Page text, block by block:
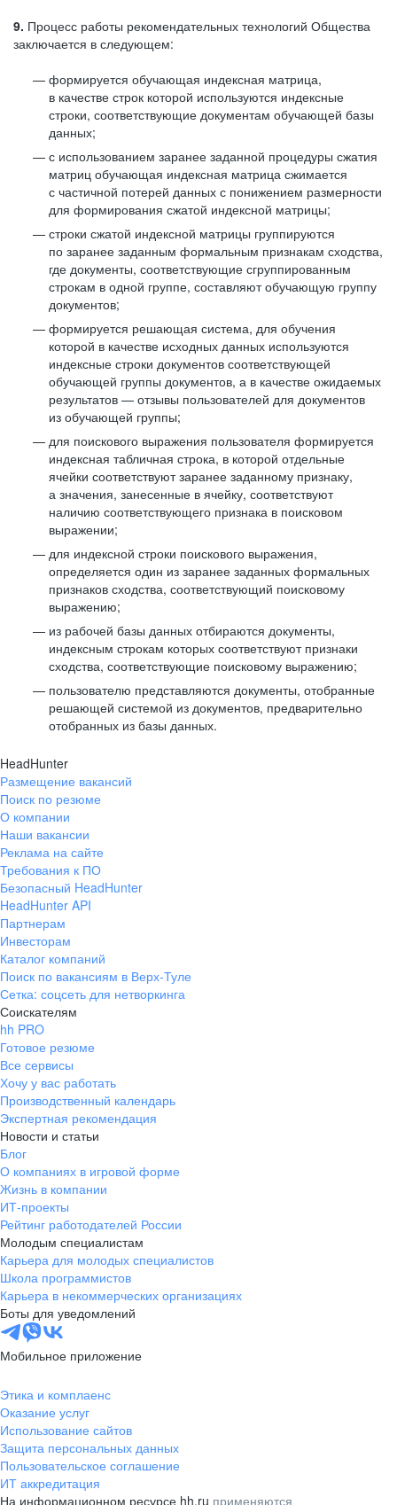
9. Процесс работы рекомендательных технологий Общества
заключается в следующем:
формируется обучающая индексная матрица,
в качестве строк которой используются индексные
строки, соответствующие документам обучающей базы
данных;
с использованием заранее заданной процедуры сжатия
матриц обучающая индексная матрица сжимается
с частичной потерей данных с понижением размерности
для формирования сжатой индексной матрицы;
строки сжатой индексной матрицы группируются
по заранее заданным формальным признакам сходства,
где документы, соответствующие сгруппированным
строкам в одной группе, составляют обучающую группу
документов;
формируется решающая система, для обучения
которой в качестве исходных данных используются
индексные строки документов соответствующей
обучающей группы документов, а в качестве ожидаемых
результатов — отзывы пользователей для документов
из обучающей группы;
для поискового выражения пользователя формируется
индексная табличная строка, в которой отдельные
ячейки соответствуют заранее заданному признаку,
а значения, занесенные в ячейку, соответствуют
наличию соответствующего признака в поисковом
выражении;
для индексной строки поискового выражения,
определяется один из заранее заданных формальных
признаков сходства, соответствующий поисковому
выражению;
из рабочей базы данных отбираются документы,
индексным строкам которых соответствуют признаки
сходства, соответствующие поисковому выражению;
пользователю представляются документы, отобранные
решающей системой из документов, предварительно
отобранных из базы данных.
HeadHunter
Размещение вакансий
Поиск по резюме
О компании
Наши вакансии
Реклама на сайте
Требования к ПО
Безопасный HeadHunter
HeadHunter API
Партнерам
Инвесторам
Каталог компаний
Поиск по вакансиям в Верх-Туле
Сетка: соцсеть для нетворкинга
Соискателям
hh PRO
Готовое резюме
Все сервисы
Хочу у вас работать
Производственный календарь
Экспертная рекомендация
Новости и статьи
Блог
О компаниях в игровой форме
Жизнь в компании
ИТ-проекты
Рейтинг работодателей России
Молодым специалистам
Карьера для молодых специалистов
Школа программистов
Карьера в некоммерческих организациях
Боты для уведомлений
Мобильное приложение
Этика и комплаенс
Оказание услуг
Использование сайтов
Защита персональных данных
Пользовательское соглашение
ИТ аккредитация
На информационном ресурсе hh.ru применяются